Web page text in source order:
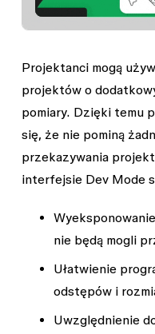
Projektanci mogą
projektów o
pomiary. Dzięki temu
się, że nie pominą
przekazywania
interfejsie Dev Mode
nie będą mogli
Ułatwienie
odstępów i
Uwzględnienie